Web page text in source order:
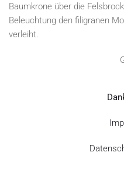
Baumkrone über die
Beleuchtung den filigranen
verleiht.